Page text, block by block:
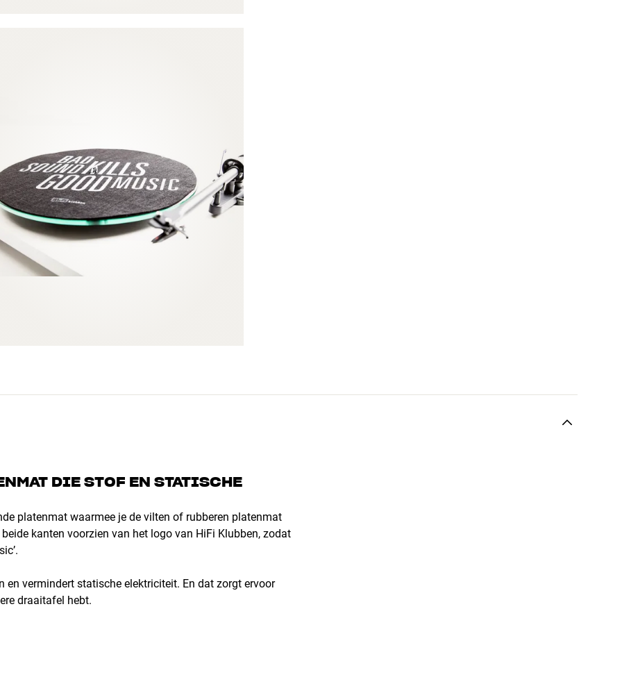
DIE STOF EN STATISCHE
platenmat waarmee je de vilten of rubberen platenmat
kanten voorzien van het logo van HiFi Klubben, zodat
vermindert statische elektriciteit. En dat zorgt ervoor
draaitafel hebt.